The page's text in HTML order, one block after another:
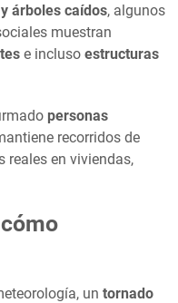
árboles caídos, algunos
muestran
e incluso estructuras
personas
recorridos de
reales en viviendas,
un tornado